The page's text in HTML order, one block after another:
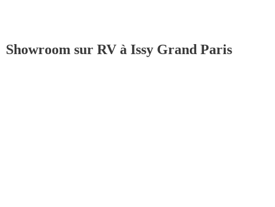
Showroom sur RV à Issy Grand Paris